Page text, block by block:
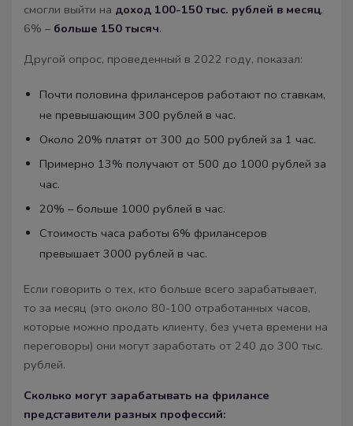
смогли выйти на доход 100-150 тыс. рублей в месяц,
6% – больше 150 тысяч.
Другой опрос, проведенный в 2022 году, показал:
Почти половина фрилансеров работают по ставкам,
не превышающим 300 рублей в час.
Около 20% платят от 300 до 500 рублей за 1 час.
Примерно 13% получают от 500 до 1000 рублей за
час.
20% – больше 1000 рублей в час.
Стоимость часа работы 6% фрилансеров
превышает 3000 рублей в час.
Если говорить о тех, кто больше всего зарабатывает,
то за месяц (это около 80-100 отработанных часов,
которые можно продать клиенту, без учета времени на
переговоры) они могут заработать от 240 до 300 тыс.
рублей.
Сколько могут зарабатывать на фрилансе
представители разных профессий: